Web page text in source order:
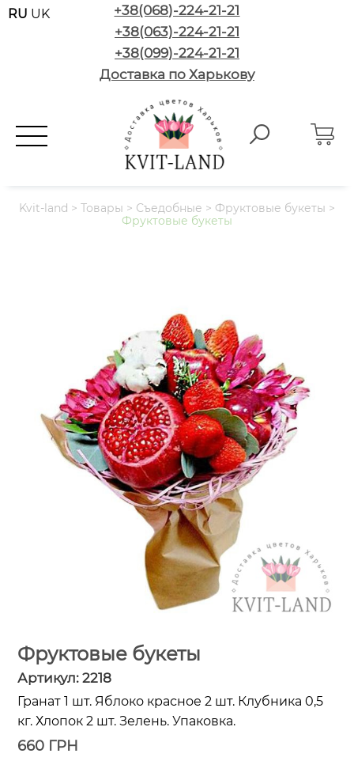
RU UK
+38(068)-224-21-21
+38(063)-224-21-21
+38(099)-224-21-21
Доставка по Харькову
Kvit-land > Товары > Съедобные > Фруктовые букеты >
Фруктовые букеты
Фруктовые букеты
Артикул:2218
Гранат 1 шт. Яблоко красное 2 шт. Клубника 0,5
кг. Хлопок 2 шт. Зелень. Упаковка.
660 ГРН